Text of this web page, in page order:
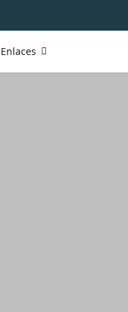
Enlaces